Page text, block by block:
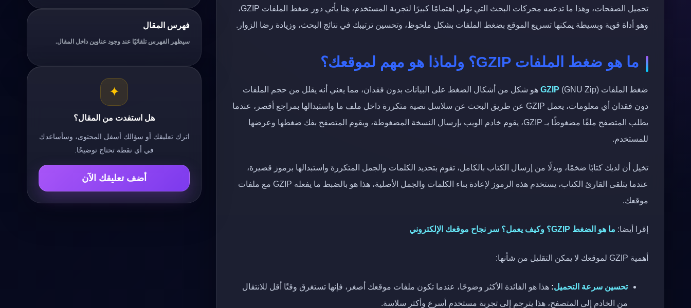
تحميل الصفحات، وهذا ما تدعمه محركات البحث التي تولي اهتمامًا كبيرًا لتجربة المستخدم، هنا يأتي دور ضغط الملفات GZIP،
وهو أداة قوية وبسيطة يمكنها تسريع الموقع بضغط الملفات بشكل ملحوظ، وتحسين ترتيبك في نتائج البحث، وزيادة رضا الزوار.
ما هو ضغط الملفات GZIP؟ ولماذا هو مهم لموقعك؟
ضغط الملفات GZIP (GNU Zip) هو شكل من أشكال الضغط على البيانات بدون فقدان، مما يعني أنه يقلل من حجم الملفات
دون فقدان أي معلومات، يعمل GZIP عن طريق البحث عن سلاسل نصية متكررة داخل ملف ما واستبدالها بمراجع أقصر، عندما
يطلب المتصفح ملفًا مضغوطًا بـ GZIP، يقوم خادم الويب بإرسال النسخة المضغوطة، ويقوم المتصفح بفك ضغطها وعرضها
للمستخدم.
تخيل أن لديك كتابًا ضخمًا، وبدلًا من إرسال الكتاب بالكامل، تقوم بتحديد الكلمات والجمل المتكررة واستبدالها برموز قصيرة،
عندما يتلقى القارئ الكتاب، يستخدم هذه الرموز لإعادة بناء الكلمات والجمل الأصلية، هذا هو بالضبط ما يفعله GZIP مع ملفات
موقعك.
إقرا أيضا: ما هو الضغط GZIP؟ وكيف يعمل؟ سر نجاح موقعك الإلكتروني
أهمية GZIP لموقعك لا يمكن التقليل من شأنها:
تحسين سرعة التحميل: هذا هو الفائدة الأكثر وضوحًا، عندما تكون ملفات موقعك أصغر، فإنها تستغرق وقتًا أقل للانتقال
من الخادم إلى المتصفح، هذا يترجم إلى تجربة مستخدم أسرع وأكثر سلاسة.
فهرس المقال
سيظهر الفهرس تلقائيًا عند وجود عناوين داخل المقال.
✦
هل استفدت من المقال؟
اترك تعليقك أو سؤالك أسفل المحتوى، وسأساعدك
في أي نقطة تحتاج توضيحًا.
أضف تعليقك الآن